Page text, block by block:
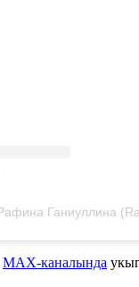
Ганиуллина
MAX-каналында